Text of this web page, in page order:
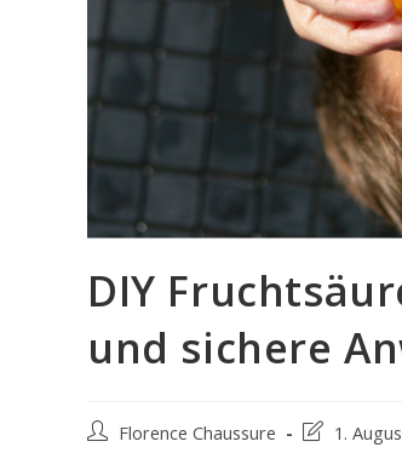
DIY
und sichere
PostFlorence Chaussure
Post1.